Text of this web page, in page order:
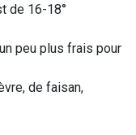
de 16-18°
peu plus frais pour
de faisan,